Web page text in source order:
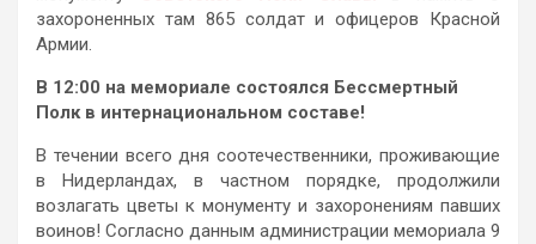
захороненных там 865 солдат и офицеров Красной
Армии.
В 12:00 на мемориале состоялся Бессмертный
Полк в интернациональном составе!
В течении всего дня cоотечественники, проживающие
в Нидерландах, в частном порядке, продолжили
возлагать цветы к монументу и захоронениям павших
воинов! Согласно данным администрации мемориала 9